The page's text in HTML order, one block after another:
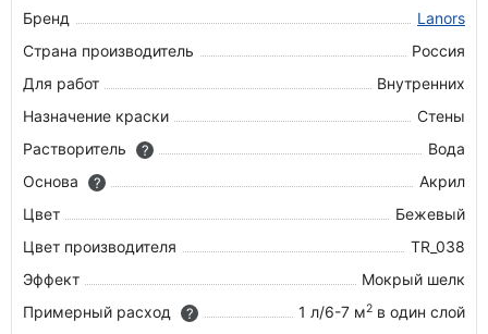
Бренд
Lanors
Страна производитель
Россия
Для работ
Внутренних
Назначение краски
Стены
Растворитель
?
Вода
Основа
?
Акрил
Цвет
Бежевый
Цвет производителя
TR_038
Эффект
Мокрый шелк
Примерный расход
? 1 л/6-7 м2 в один слой